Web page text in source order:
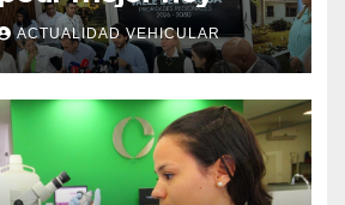
ACTUALIDAD VEHICULAR